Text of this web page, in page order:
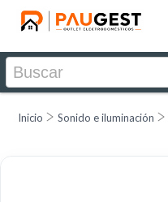
Inicio Sonido e iluminación